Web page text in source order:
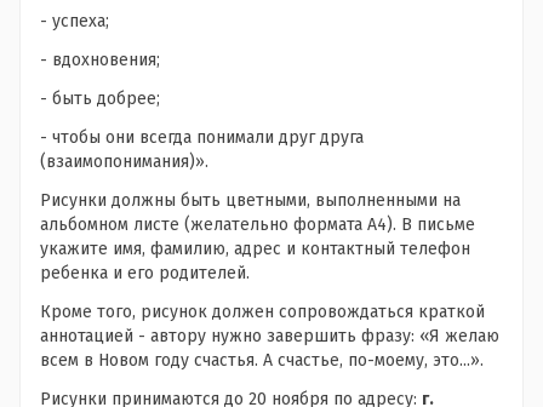
- успеха;
- вдохновения;
- быть добрее;
- чтобы они всегда понимали друг друга
(взаимопонимания)».
Рисунки должны быть цветными, выполненными на
альбомном листе (желательно формата А4). В письме
укажите имя, фамилию, адрес и контактный телефон
ребенка и его родителей.
Кроме того, рисунок должен сопровождаться краткой
аннотацией - автору нужно завершить фразу: «Я желаю
всем в Новом году счастья. А счастье, по-моему, это...».
Рисунки принимаются до 20 ноября по адресу: г.